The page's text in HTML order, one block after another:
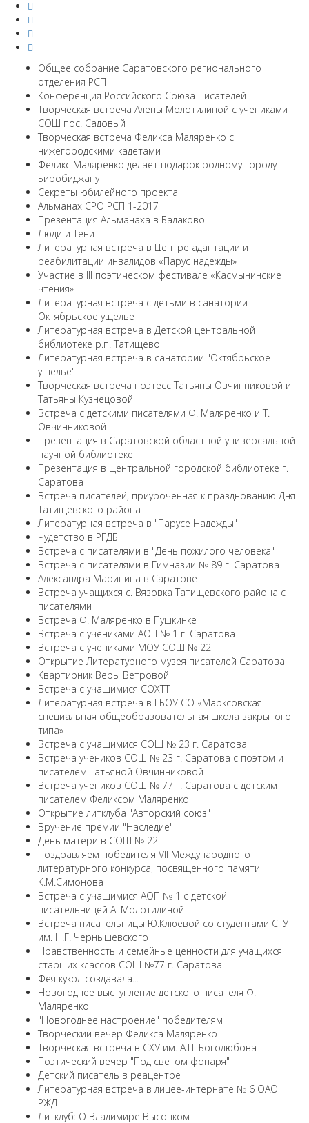
Общее собрание Саратовского регионального
отделения РСП
Конференция Российского Союза Писателей
Творческая встреча Алёны Молотилиной с учениками
СОШ пос. Садовый
Творческая встреча Феликса Маляренко с
нижегородскими кадетами
Феликс Маляренко делает подарок родному городу
Биробиджану
Секреты юбилейного проекта
Альманах СРО РСП 1-2017
Презентация Альманаха в Балаково
Люди и Тени
Литературная встреча в Центре адаптации и
реабилитации инвалидов «Парус надежды»
Участие в III поэтическом фестивале «Касмынинские
чтения»
Литературная встреча с детьми в санатории
Октябрьское ущелье
Литературная встреча в Детской центральной
библиотеке р.п. Татищево
Литературная встреча в санатории "Октябрьское
ущелье"
Творческая встреча поэтесс Татьяны Овчинниковой и
Татьяны Кузнецовой
Встреча с детскими писателями Ф. Маляренко и Т.
Овчинниковой
Презентация в Саратовской областной универсальной
научной библиотеке
Презентация в Центральной городской библиотеке г.
Саратова
Встреча писателей, приуроченная к празднованию Дня
Татищевского района
Литературная встреча в "Парусе Надежды"
Чудетство в РГДБ
Встреча с писателями в "День пожилого человека"
Встреча с писателями в Гимназии № 89 г. Саратова
Александра Маринина в Саратове
Встреча учащихся с. Вязовка Татищевского района с
писателями
Встреча Ф. Маляренко в Пушкинке
Встреча с учениками АОП № 1 г. Саратова
Встреча с учениками МОУ СОШ № 22
Открытие Литературного музея писателей Саратова
Квартирник Веры Ветровой
Встреча с учащимися СОХТТ
Литературная встреча в ГБОУ СО «Марксовская
специальная общеобразовательная школа закрытого
типа»
Встреча с учащимися СОШ № 23 г. Саратова
Встреча учеников СОШ № 23 г. Саратова с поэтом и
писателем Татьяной Овчинниковой
Встреча учеников СОШ № 77 г. Саратова с детским
писателем Феликсом Маляренко
Открытие литклуба "Авторский союз"
Вручение премии "Наследие"
День матери в СОШ № 22
Поздравляем победителя VII Международного
литературного конкурса, посвященного памяти
К.М.Симонова
Встреча с учащимися АОП № 1 с детской
писательницей А. Молотилиной
Встреча писательницы Ю.Клюевой со студентами СГУ
им. Н.Г. Чернышевского
Нравственность и семейные ценности для учащихся
старших классов СОШ №77 г. Саратова
Фея кукол создавала...
Новогоднее выступление детского писателя Ф.
Маляренко
"Новогоднее настроение" победителям
Творческий вечер Феликса Маляренко
Творческая встреча в СХУ им. А.П. Боголюбова
Поэтический вечер "Под светом фонаря"
Детский писатель в реацентре
Литературная встреча в лицее-интернате № 6 ОАО
РЖД
Литклуб: О Владимире Высоцком